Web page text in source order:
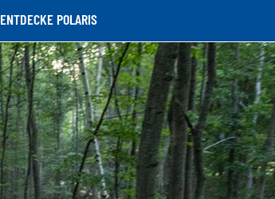
ENTDECKE POLARIS